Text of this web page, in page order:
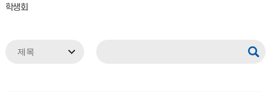
학생회